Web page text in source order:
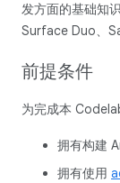
发方面的基础知
Surface Duo、
前提条件
为完成本
拥有构建
拥有使用